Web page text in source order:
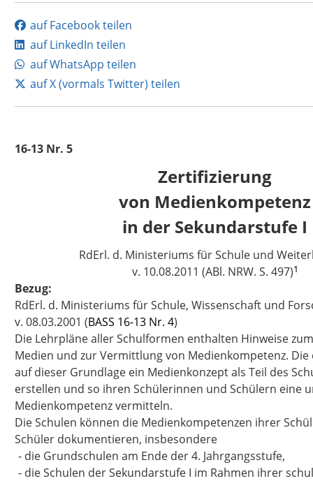
auf Facebook teilen
auf LinkedIn teilen
auf WhatsApp teilen
auf X (vormals Twitter) teilen
16-13 Nr. 5
Zertifizierung
von Medienkompetenz
in der Sekundarstufe I
RdErl. d. Ministeriums für Schule und
v. 10.08.2011 (ABl. NRW. S. 497)1
Bezug:
RdErl. d. Ministeriums für Schule, Wissenschaft und
v. 08.03.2001 (BASS 16-13 Nr. 4)
Die Lehrpläne aller Schulformen enthalten Hinweise
Medien und zur Vermittlung von Medienkompetenz. Die
auf dieser Grundlage ein Medienkonzept als Teil des
erstellen und so ihren Schülerinnen und Schülern eine
Medienkompetenz vermitteln.
Die Schulen können die Medienkompetenzen ihrer
Schüler dokumentieren, insbesondere
- die Grundschulen am Ende der 4. Jahrgangsstufe,
- die Schulen der Sekundarstufe I im Rahmen ihrer